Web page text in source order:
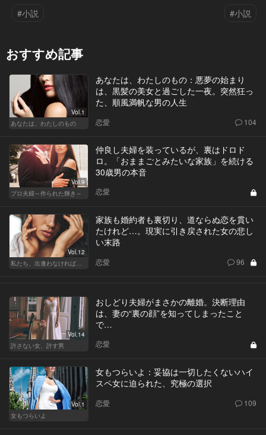
#小説 #小説
おすすめ記事
Vol.1
あなたは、わたしのもの
あなたは、わたしのもの：悪夢の始まり
は、黒髪の美女と過ごした一夜。突然狂っ
た、順風満帆な男の人生
恋愛 104
Vol.9
プロ夫婦～作られた輝き～
仲良し夫婦を装っているが、裏はドロド
ロ。「おままごとみたいな家族」を続ける
30歳男の本音
恋愛
Vol.12
私たち、出逢わなければよかった
家族も婚約者も裏切り、道ならぬ恋を貫い
たけれど…。現実に引き戻された女の悲し
い末路
恋愛 96
Vol.14
許さない女、許す男
おしどり夫婦がまさかの離婚。決断理由
は、妻の“裏の顔”を知ってしまったこと
で…
恋愛
Vol.1
女もつらいよ
女もつらいよ：妥協は一切したくないハイ
スペ女に迫られた、究極の選択
恋愛 109